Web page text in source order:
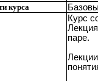
курса
Курс
паре.